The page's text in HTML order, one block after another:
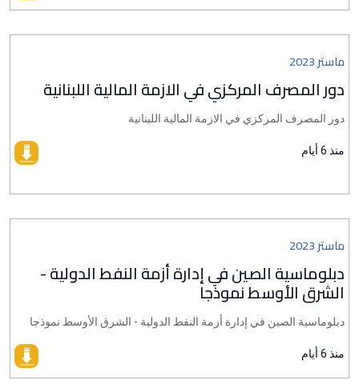
ماستر 2023
دور المصرف المركزي في الازمة المالية اللبنانية
دور المصرف المركزي في الازمة المالية اللبنانية
منذ 6 أيام
ماستر 2023
دبلوماسية الصين في إدارة أزمة النفط الدولية -
الشرق الأوسط نموذجا
دبلوماسية الصين في إدارة أزمة النفط الدولية - الشرق الأوسط نموذجا
منذ 6 أيام